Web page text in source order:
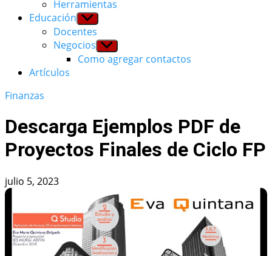
Herramientas
Educación Show
sub
menu
Docentes
Negocios Show
sub
menu
Como agregar contactos
Artículos
Finanzas
Descarga Ejemplos PDF de
Proyectos Finales de Ciclo FP
julio 5, 2023